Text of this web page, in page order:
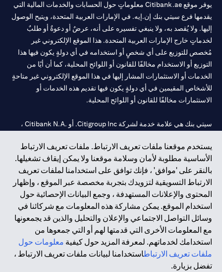
يستخدم موقعنا ملفات تعريف الارتباط. ملفات تعريف الارتباط
الأساسية مطلوبة لأمان وسلامة موقعنا ولا يمكن إيقاف تشغيلها.
بالنقر على 'موافق' ، فإنك توافق على استخدامنا لملفات تعريف
الارتباط التسويقية لتزويدك بتجربة مخصصة عبر الموقع ، وإظهار
المحتوى والإعلانات المستهدفة ، وجمع البيانات الإحصائية حول
استخدام الموقع. يمكن مشاركة هذه المعلومات مع شركائنا في
وسائل التواصل الاجتماعي والإعلان والتحليل والذين قد يجمعونها
مع المعلومات الأخرى التي قدمتها لهم أو التي جمعوها من
استخدامك لخدماتهم. لمعرفة المزيد حول كيفية معلومات حول
ملفات تعريف الارتباطاستخدامنا لبيانات ملفات تعريف الارتباط ،
تفضل بزيارة.
يوفر موقع Citibank.ae معلوماتٍ حول الحسابات والخدمات المالية التي
يقدمها فرع سيتي بنك إن.إيه. في الإمارات العربية المتحدة، ويتيح الوصول
إليها. ولا يُقصد به، ولا ينبغي تفسيره على أنه، عرضٌ أو دعوةٌ أو طلبٌ
لخدماتٍ خارج الإمارات العربية المتحدة. هذا الموقع الإلكتروني غير
مُخصص للتوزيع على أي شخصٍ أو استخدامه في أي دولةٍ يكون فيها هذا
التوزيع أو الاستخدام مخالفًا للقانون أو اللوائح المحلية، كما أن أيًا من
الخدمات أو الاستثمارات المشار إليها في هذا الموقع الإلكتروني غير متاحةٍ
للأشخاص المقيمين في أي دولةٍ يكون فيها تقديم هذه الخدمات أو
الاستثمارات مخالفًا للقانون أو اللوائح المحلية.
سيتي بنك هي علامة خدمة لشركة Citigroup Inc. أو .Citibank N.A ،
سيتي بنك إن. إيه. الإمارات مسجل لدى مصرف الإمارات المركزي تحت
أرقام التراخيص 202563 لفرع الوصل في دبي، 531989 لفرع مول
الإمارات في دبي، وCN-1002019لفرع أبوظبي. هاتف: 4000 311 04.
فرع سيتي بنك إن إيه - الإمارات العربية المتحدة مرخص من مصرف
الإمارات العربية المتحدة المركزي كفرع لبنك أجنبي.
سيتي بنك إن إيه الإمارات العربية المتحدة مرخص من هيئة الأوراق المالية
والسلع في الإمارات العربية المتحدة ("SCA") للقيام بالنشاط المالي لـ أ)
الاستشارات المالية والتعريف والترويج بموجب ترخيص رقم
20200000097 ب) وسيط تداول في الأسواق الدولية بموجب ترخيص